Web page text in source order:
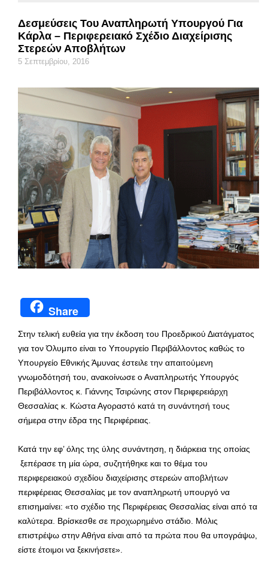
Δεσμεύσεις Του Αναπληρωτή Υπουργού Για
Κάρλα – Περιφερειακό Σχέδιο Διαχείρισης
Στερεών Αποβλήτων
5 Σεπτεμβρίου, 2016
Share
Στην τελική ευθεία για την έκδοση του Προεδρικού Διατάγματος
για τον Όλυμπο είναι το Υπουργείο Περιβάλλοντος καθώς το
Υπουργείο Εθνικής Άμυνας έστειλε την απαιτούμενη
γνωμοδότησή του, ανακοίνωσε ο Αναπληρωτής Υπουργός
Περιβάλλοντος κ. Γιάννης Τσιρώνης στον Περιφερειάρχη
Θεσσαλίας κ. Κώστα Αγοραστό κατά τη συνάντησή τους
σήμερα στην έδρα της Περιφέρειας.
Κατά την εφ’ όλης της ύλης συνάντηση, η διάρκεια της οποίας
ξεπέρασε τη μία ώρα, συζητήθηκε και το θέμα του
περιφερειακού σχεδίου διαχείρισης στερεών αποβλήτων
περιφέρειας Θεσσαλίας με τον αναπληρωτή υπουργό να
επισημαίνει: «το σχέδιο της Περιφέρειας Θεσσαλίας είναι από τα
καλύτερα. Βρίσκεσθε σε προχωρημένο στάδιο. Μόλις
επιστρέψω στην Αθήνα είναι από τα πρώτα που θα υπογράψω,
είστε έτοιμοι να ξεκινήσετε».